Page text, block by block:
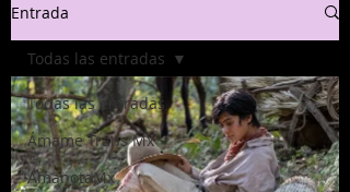
Entrada
Todas las entradas
Ámame Trans Mx
AmanotaMx
Todas las entradas